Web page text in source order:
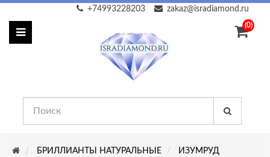
zakaz@isradiamond.ru
+74993228203
(0)
БРИЛЛИАНТЫ НАТУРАЛЬНЫЕ
ИЗУМРУД